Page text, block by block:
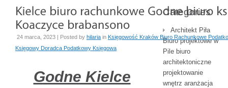
24 marca, 2023 | Posted by hilaria in Księgowość Kraków Biuro Rachunkowe
Księgowy Doradca Podatkowy Księgowa
Godne Kielce
Categories
Architekt Piła
Biuro projektowe w
Pile biuro
architektoniczne
projektowanie
wnętrz aranżacja